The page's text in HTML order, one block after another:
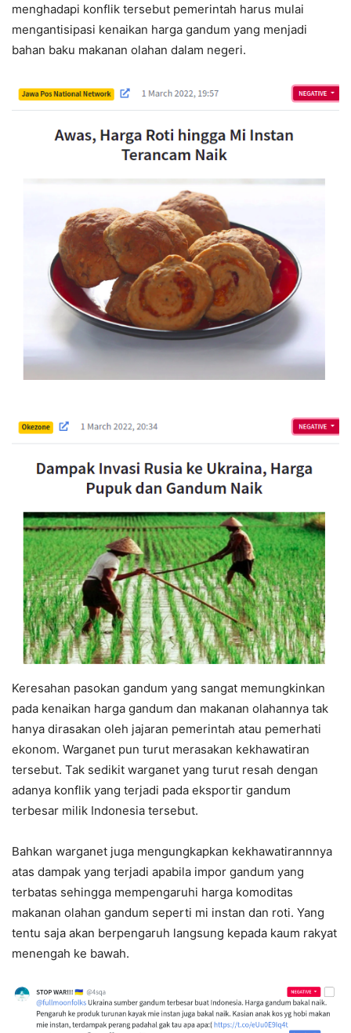
menghadapi konflik tersebut pemerintah harus mulai
mengantisipasi kenaikan harga gandum yang menjadi
bahan baku makanan olahan dalam negeri.
Keresahan pasokan gandum yang sangat memungkinkan
pada kenaikan harga gandum dan makanan olahannya tak
hanya dirasakan oleh jajaran pemerintah atau pemerhati
ekonom. Warganet pun turut merasakan kekhawatiran
tersebut. Tak sedikit warganet yang turut resah dengan
adanya konflik yang terjadi pada eksportir gandum
terbesar milik Indonesia tersebut.
Bahkan warganet juga mengungkapkan kekhawatirannnya
atas dampak yang terjadi apabila impor gandum yang
terbatas sehingga mempengaruhi harga komoditas
makanan olahan gandum seperti mi instan dan roti. Yang
tentu saja akan berpengaruh langsung kepada kaum rakyat
menengah ke bawah.